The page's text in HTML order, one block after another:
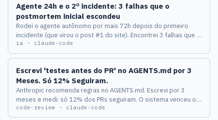
Agente 24h e o 2º incidente: 3 falhas que o
postmortem inicial escondeu
Rodei o agente autônomo por mais 72h depois do primeiro
incidente (que virou o post #1 do site). Encontrei 3 falhas que o
postmortem inicial não viu.
ia · claude-code
Escrevi 'testes antes do PR' no AGENTS.md por 3
Meses. Só 12% Seguiram.
Anthropic recomenda regras no AGENTS.md. Escrevi por 3
meses e medi: só 12% dos PRs seguiram. O sistema venceu o
pedido — aqui está o que substituí no lugar.
code-review · claude-code